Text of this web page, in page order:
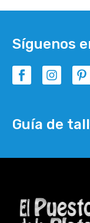
Síguenos
Guía de